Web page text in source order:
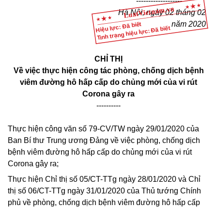
Hiệu lực: Đã biết
Tình trạng hiệu lực: Đã biết
Hà Nội, ngày 02 tháng 02
năm 2020
CHỈ THỊ
Về việc thực hiện công tác phòng, chống dịch bệnh
viêm đường hô hấp cấp do chủng mới của vi rút
Corona gây ra
----------
Thực hiện công văn số 79-CV/TW ngày 29/01/2020 của
Ban Bí thư Trung ương Đảng về việc phòng, chống dịch
bệnh viêm đường hô hấp cấp do chủng mới của vi rút
Corona gây ra;
Thực hiện Chỉ thị số 05/CT-TTg ngày 28/01/2020 và Chỉ
thị số 06/CT-TTg ngày 31/01/2020 của Thủ tướng Chính
phủ về phòng, chống dịch bệnh viêm đường hô hấp cấp